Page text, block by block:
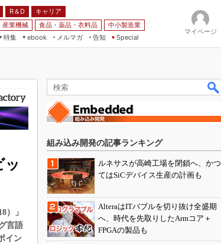
R＆D
キャリア
産業機械 食品・薬品・衣料品
中小製造業
特集
ebook
メルマガ
告知 Special
マイページ
ッ
）」
言語
イン
組み込み開発の記事ランキング
ルネサスが高崎工場を閉鎖へ、かつ
てはSiCデバイス生産の計画も
AlteraはITバブルを切り抜け全盛期
へ、時代を先取りしたArmコア＋
FPGAの製品も